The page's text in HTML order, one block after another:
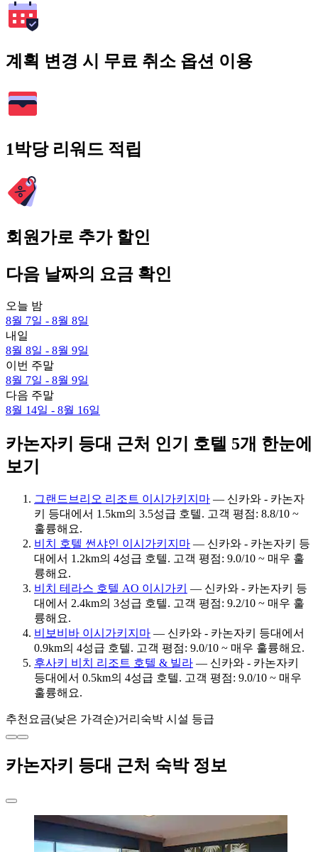
계획 변경 시 무료 취소 옵션 이용
1박당 리워드 적립
회원가로 추가 할인
다음 날짜의 요금 확인
오늘 밤
8월 7일 - 8월 8일
내일
8월 8일 - 8월 9일
이번 주말
8월 7일 - 8월 9일
다음 주말
8월 14일 - 8월 16일
카논자키 등대 근처 인기 호텔 5개 한눈에
보기
그랜드브리오 리조트 이시가키지마 — 신카와 - 카논자
키 등대에서 1.5km의 3.5성급 호텔. 고객 평점: 8.8/10 ~
훌륭해요.
비치 호텔 썬샤인 이시가키지마 — 신카와 - 카논자키 등
대에서 1.2km의 4성급 호텔. 고객 평점: 9.0/10 ~ 매우 훌
륭해요.
비치 테라스 호텔 AO 이시가키
— 신카와 - 카논자키 등
대에서 2.4km의 3성급 호텔. 고객 평점: 9.2/10 ~ 매우 훌
륭해요.
비보비바 이시가키지마 — 신카와 - 카논자키 등대에서
0.9km의 4성급 호텔. 고객 평점: 9.0/10 ~ 매우 훌륭해요.
후사키 비치 리조트 호텔 & 빌라 — 신카와 - 카논자키
등대에서 0.5km의 4성급 호텔. 고객 평점: 9.0/10 ~ 매우
훌륭해요.
추천 요금(낮은 가격순)거리 숙박 시설 등급
카논자키 등대 근처 숙박 정보